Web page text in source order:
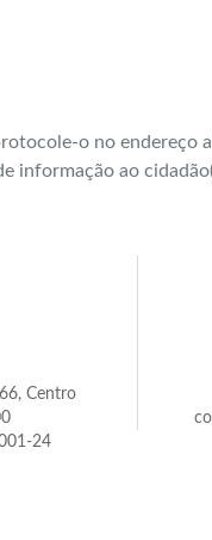
o no endereço
informação ao
Centro
24